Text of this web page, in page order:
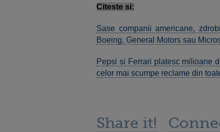
Citeste si:
Sase companii americane,
Boeing, General Motors sau
Pepsi si Ferrari platesc milioane
celor mai scumpe reclame din
Share it!